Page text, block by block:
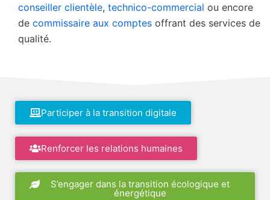
conseiller clientèle, technico-commercial ou encore
de commissaire aux comptes offrant des services de
qualité.
Participer à la transition digitale
Renforcer les relations humaines
S’engager dans la transition écologique et
énergétique